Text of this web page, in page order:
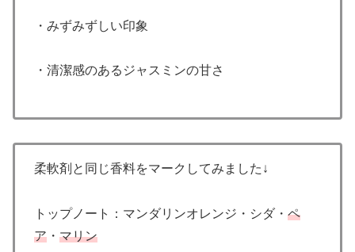
・みずみずしい印象
・清潔感のあるジャスミンの甘さ
柔軟剤と同じ香料をマークしてみました↓
トップノート：マンダリンオレンジ・シダ・ ペ
ア ・ マリン